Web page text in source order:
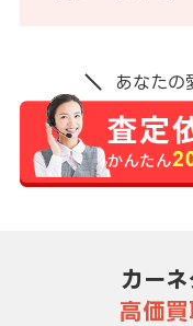
あなたの
カー
高価